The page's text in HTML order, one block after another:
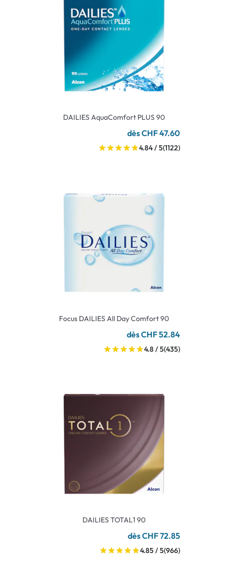
DAILIES AquaComfort PLUS 90
dès CHF 47.60
4.84 / 5(1122)
Focus DAILIES All Day Comfort 90
dès CHF 52.84
4.8 / 5(435)
DAILIES TOTAL1 90
dès CHF 72.85
4.85 / 5(966)